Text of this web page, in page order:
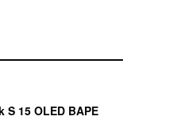
S 15 OLED BAPE